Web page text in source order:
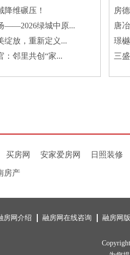
维碾压！
——2026绿城中原...
绽放，重新定义...
：邻里共创“家...
房
城
唐
璟樾
三
买房网 安家爱房网 日照装修
房产
房网介绍 融房网在线咨询 融房网